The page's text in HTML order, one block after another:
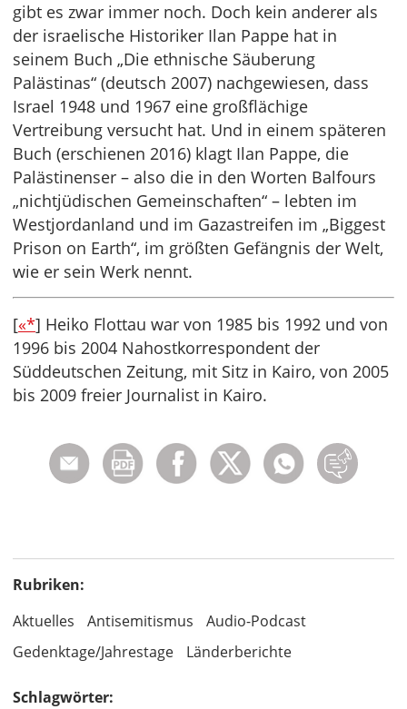
gibt es zwar immer noch. Doch kein anderer als
der israelische Historiker Ilan Pappe hat in
seinem Buch „Die ethnische Säuberung
Palästinas“ (deutsch 2007) nachgewiesen, dass
Israel 1948 und 1967 eine großflächige
Vertreibung versucht hat. Und in einem späteren
Buch (erschienen 2016) klagt Ilan Pappe, die
Palästinenser – also die in den Worten Balfours
„nichtjüdischen Gemeinschaften“ – lebten im
Westjordanland und im Gazastreifen im „Biggest
Prison on Earth“, im größten Gefängnis der Welt,
wie er sein Werk nennt.
[«*] Heiko Flottau war von 1985 bis 1992 und von
1996 bis 2004 Nahostkorrespondent der
Süddeutschen Zeitung, mit Sitz in Kairo, von 2005
bis 2009 freier Journalist in Kairo.
Rubriken:
Aktuelles
Antisemitismus
Audio-Podcast
Gedenktage/Jahrestage
Länderberichte
Schlagwörter: